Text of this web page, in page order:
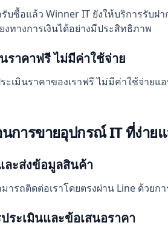
บซื้อแล้ว Winner IT ยังให้บริการรับ
งทางการเงินได้อย่างมีประสิทธิภาพ
ราคาฟรี ไม่มีค่าใช้จ่าย
ะเมินราคาของเราฟรี ไม่มีค่าใช้จ่ายแ
การขายอุปกรณ์ IT ที่ง่ายแ
ละส่งข้อมูลสินค้า
ารถติดต่อเราโดยตรงผ่าน Line ด้วยก
ระเมินและข้อเสนอราคา